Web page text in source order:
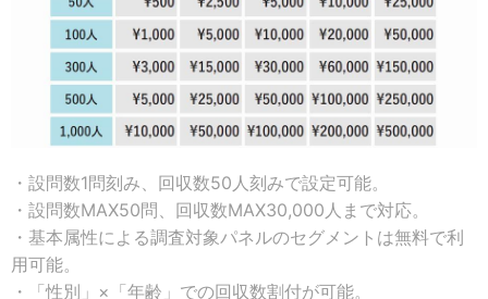
・設問数1問刻み、回収数50人刻みで設定可能。
・設問数MAX50問、回収数MAX30,000人まで対応。
・基本属性による調査対象パネルのセグメントは無料で利
用可能。
・「性別」×「年齢」での回収数割付が可能。